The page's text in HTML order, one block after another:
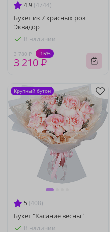
4.9 (4744)
Букет из 7 красных роз
Эквадор
В наличии
3 780 ₽ -15%
3 210 ₽
5 (408)
Букет "Касание весны"
В наличии
Крупный бутон